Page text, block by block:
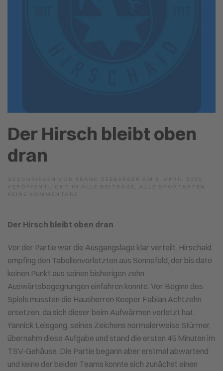
Der Hirsch bleibt oben
dran
OBEN
Der Hirsch bleibt oben dran
Vor der Partie war die Ausgangslage klar verteilt. Hirschaid
empfing den Tabellenvorletzten aus Sonnefeld, der bis dato
keinen Punkt aus seinen bisherigen zehn
Auswärtsbegegnungen einfahren konnte. Vor Beginn des
Spiels mussten die Hausherren Keeper Fabian Achtzehn
ersetzen, da sich dieser beim Aufwärmen verletzt hat.
Yannick Leisgang, seines Zeichens normalerweise Stürmer,
übernahm diese Aufgabe und stand die ersten 45 Minuten im
TSV-Gehäuse. Die Partie begann aber erstmal abwartend
und keine der beiden Teams konnte sich zunächst einen